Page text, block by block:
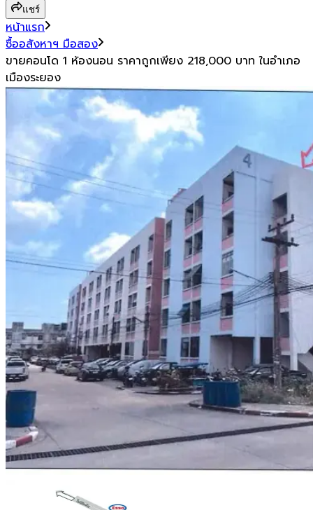
แชร์
หน้าแรก
ซื้ออสังหาฯ มือสอง
ขายคอนโด 1 ห้องนอน ราคาถูกเพียง 218,000 บาท ในอำเภอ
เมืองระยอง